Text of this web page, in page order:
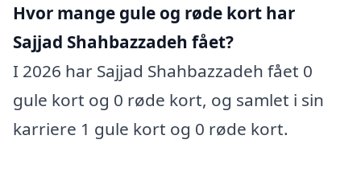
Hvor mange gule og røde kort har
Sajjad Shahbazzadeh fået?
I 2026 har Sajjad Shahbazzadeh fået 0
gule kort og 0 røde kort, og samlet i sin
karriere 1 gule kort og 0 røde kort.